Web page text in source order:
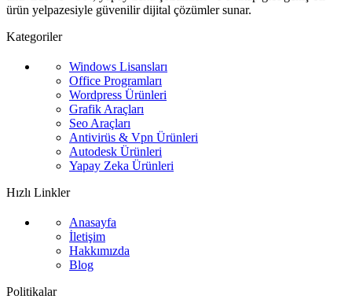
ürün yelpazesiyle güvenilir dijital çözümler sunar.
Kategoriler
Windows Lisansları
Office Programları
Wordpress Ürünleri
Grafik Araçları
Seo Araçları
Antivirüs & Vpn Ürünleri
Autodesk Ürünleri
Yapay Zeka Ürünleri
Hızlı Linkler
Anasayfa
İletişim
Hakkımızda
Blog
Politikalar